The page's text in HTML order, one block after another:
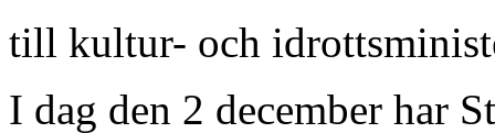
till kultur- och
I dag den 2 december har